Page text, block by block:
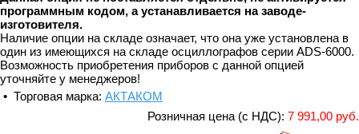
программным кодом, а устанавливается на заводе-
изготовителя.
Наличие опции на складе означает, что она уже установлена в
один из имеющихся на складе осциллографов серии ADS-6000.
Возможность приобретения приборов с данной опцией
уточняйте у менеджеров!
• Торговая марка: АКТАКОМ
Розничная цена (с НДС): 7 991,00 руб.